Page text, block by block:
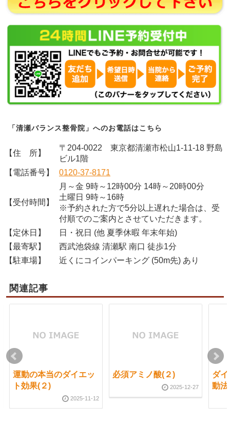
「清瀬バランス整骨院」へのお電話はこちら
【住 所】
〒204-0022 東京都清瀬市松山1-11-18 野島
ビル1階
【電話番号】
0120-37-8171
【受付時間】
月～金 9時～12時00分 14時～20時00分
土曜日 9時～16時
※予約された方で5分以上遅れた場合は、受
付順でのご案内とさせていただきます。
【定休日】
日・祝日 (他 夏季休暇 年末年始)
【最寄駅】
西武池袋線 清瀬駅 南口 徒歩1分
【駐車場】
近くにコインパーキング (50m先) あり
関連記事
運動の本当のダイエッ
ト効果(２)
2025-11-12
必須アミノ酸(２)
2025-12-27
ダ
動